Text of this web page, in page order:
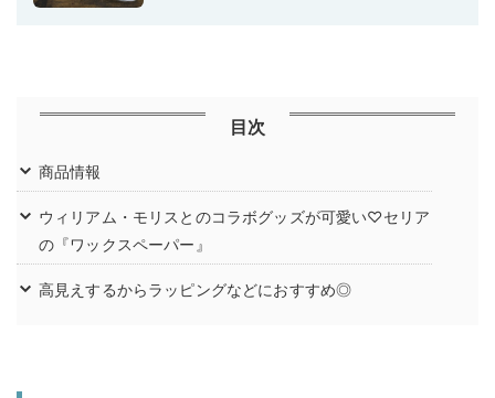
目次
商品情報
ウィリアム・モリスとのコラボグッズが可愛い♡セリア
の『ワックスペーパー』
高見えするからラッピングなどにおすすめ◎